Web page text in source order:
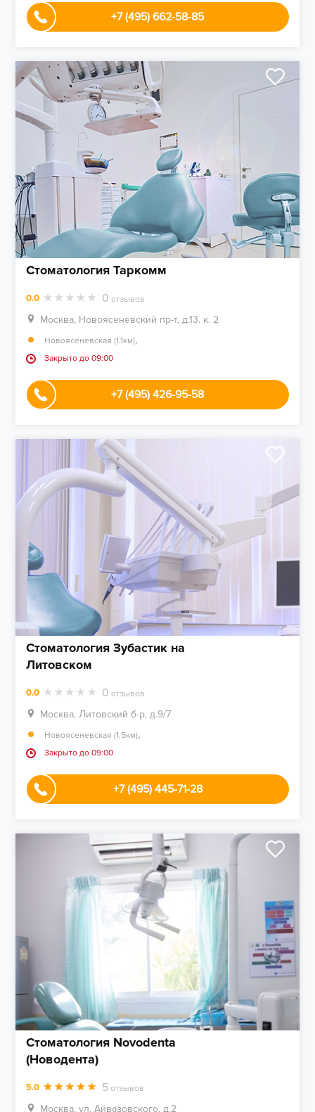
+7 (495) 662-58-85
Стоматология Таркомм
0.0 0 отзывов
Москва, Новоясеневский пр-т, д.13. к. 2
Новоясеневская (1.1км),
Закрыто до 09:00
+7 (495) 426-95-58
Стоматология Зубастик на
Литовском
0.0 0 отзывов
Москва, Литовский б-р, д.9/7
Новоясеневская (1.5км),
Закрыто до 09:00
+7 (495) 445-71-28
Стоматология Novodenta
(Новодента)
5.0 5 отзывов
Москва, ул. Айвазовского, д.2